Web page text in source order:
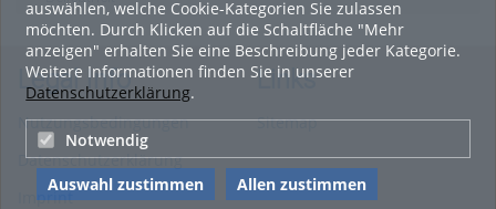
auswählen, welche Cookie-Kategorien Sie zulassen
möchten. Durch Klicken auf die Schaltfläche "Mehr
anzeigen" erhalten Sie eine Beschreibung jeder Kategorie.
Weitere Informationen finden Sie in unserer
Datenschutzerklärung.
Notwendig
Auswahl zustimmen Allen zustimmen
Legal Info
Nutzungsbedingungen
Datenschutzerklärung
Imprint
Links
Sitemap